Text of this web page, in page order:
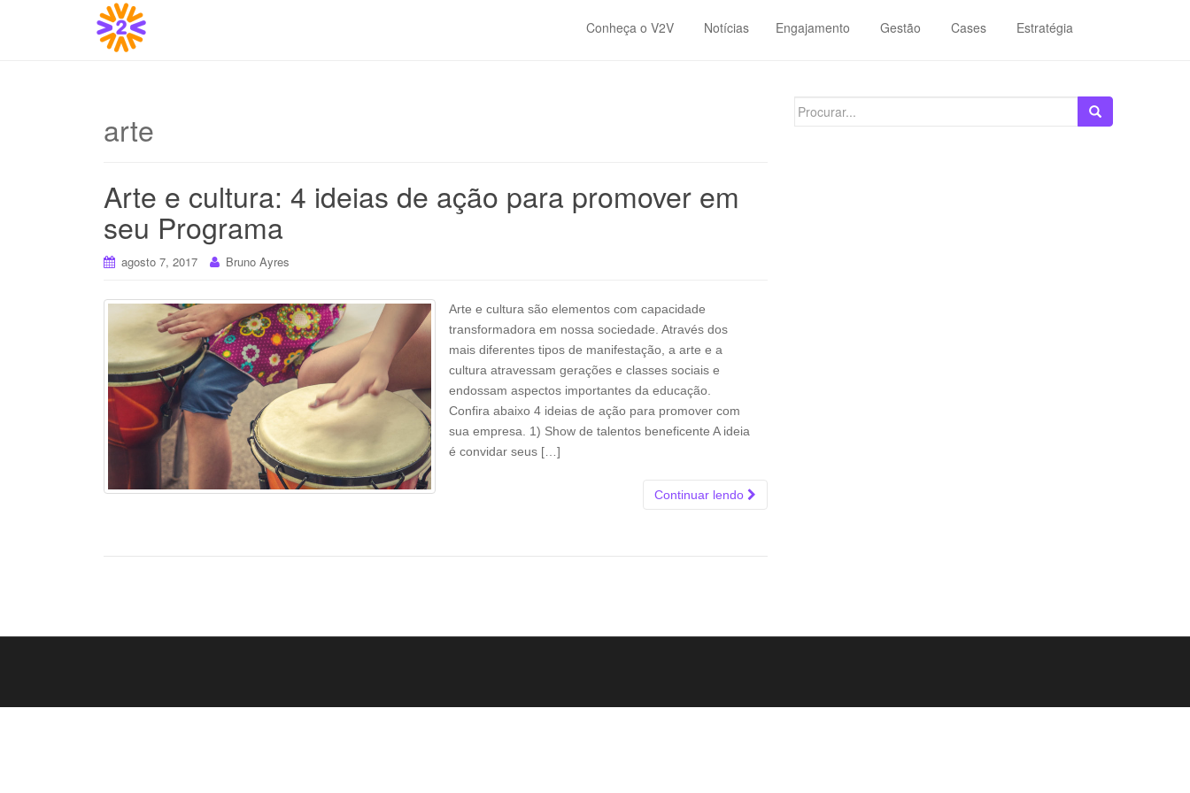
Conheça o V2V Notícias Engajamento Gestão Cases Estratégia
arte
Arte e cultura: 4 ideias de ação para promover em
seu Programa
agosto 7, 2017 Bruno Ayres
Arte e cultura são elementos com capacidade
transformadora em nossa sociedade. Através dos
mais diferentes tipos de manifestação, a arte e a
cultura atravessam gerações e classes sociais e
endossam aspectos importantes da educação.
Confira abaixo 4 ideias de ação para promover com
sua empresa. 1) Show de talentos beneficente A ideia
é convidar seus […]
Continuar lendo
Search